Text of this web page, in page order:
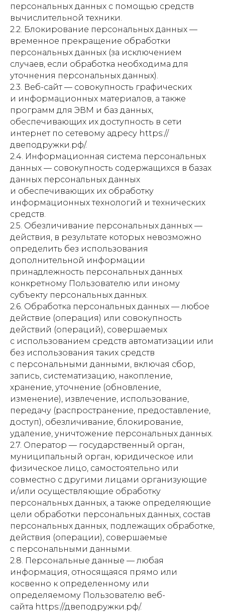
персональных данных с помощью средств
вычислительной техники.
2.2. Блокирование персональных данных —
временное прекращение обработки
персональных данных (за исключением
случаев, если обработка необходима для
уточнения персональных данных).
2.3. Веб-сайт — совокупность графических
и информационных материалов, а также
программ для ЭВМ и баз данных,
обеспечивающих их доступность в сети
интернет по сетевому адресу https://
двеподружки.рф/.
2.4. Информационная система персональных
данных — совокупность содержащихся в базах
данных персональных данных
и обеспечивающих их обработку
информационных технологий и технических
средств.
2.5. Обезличивание персональных данных —
действия, в результате которых невозможно
определить без использования
дополнительной информации
принадлежность персональных данных
конкретному Пользователю или иному
субъекту персональных данных.
2.6. Обработка персональных данных — любое
действие (операция) или совокупность
действий (операций), совершаемых
с использованием средств автоматизации или
без использования таких средств
с персональными данными, включая сбор,
запись, систематизацию, накопление,
хранение, уточнение (обновление,
изменение), извлечение, использование,
передачу (распространение, предоставление,
доступ), обезличивание, блокирование,
удаление, уничтожение персональных данных.
2.7. Оператор — государственный орган,
муниципальный орган, юридическое или
физическое лицо, самостоятельно или
совместно с другими лицами организующие
и/или осуществляющие обработку
персональных данных, а также определяющие
цели обработки персональных данных, состав
персональных данных, подлежащих обработке,
действия (операции), совершаемые
с персональными данными.
2.8. Персональные данные — любая
информация, относящаяся прямо или
косвенно к определенному или
определяемому Пользователю веб-
сайта https://двеподружки.рф/.